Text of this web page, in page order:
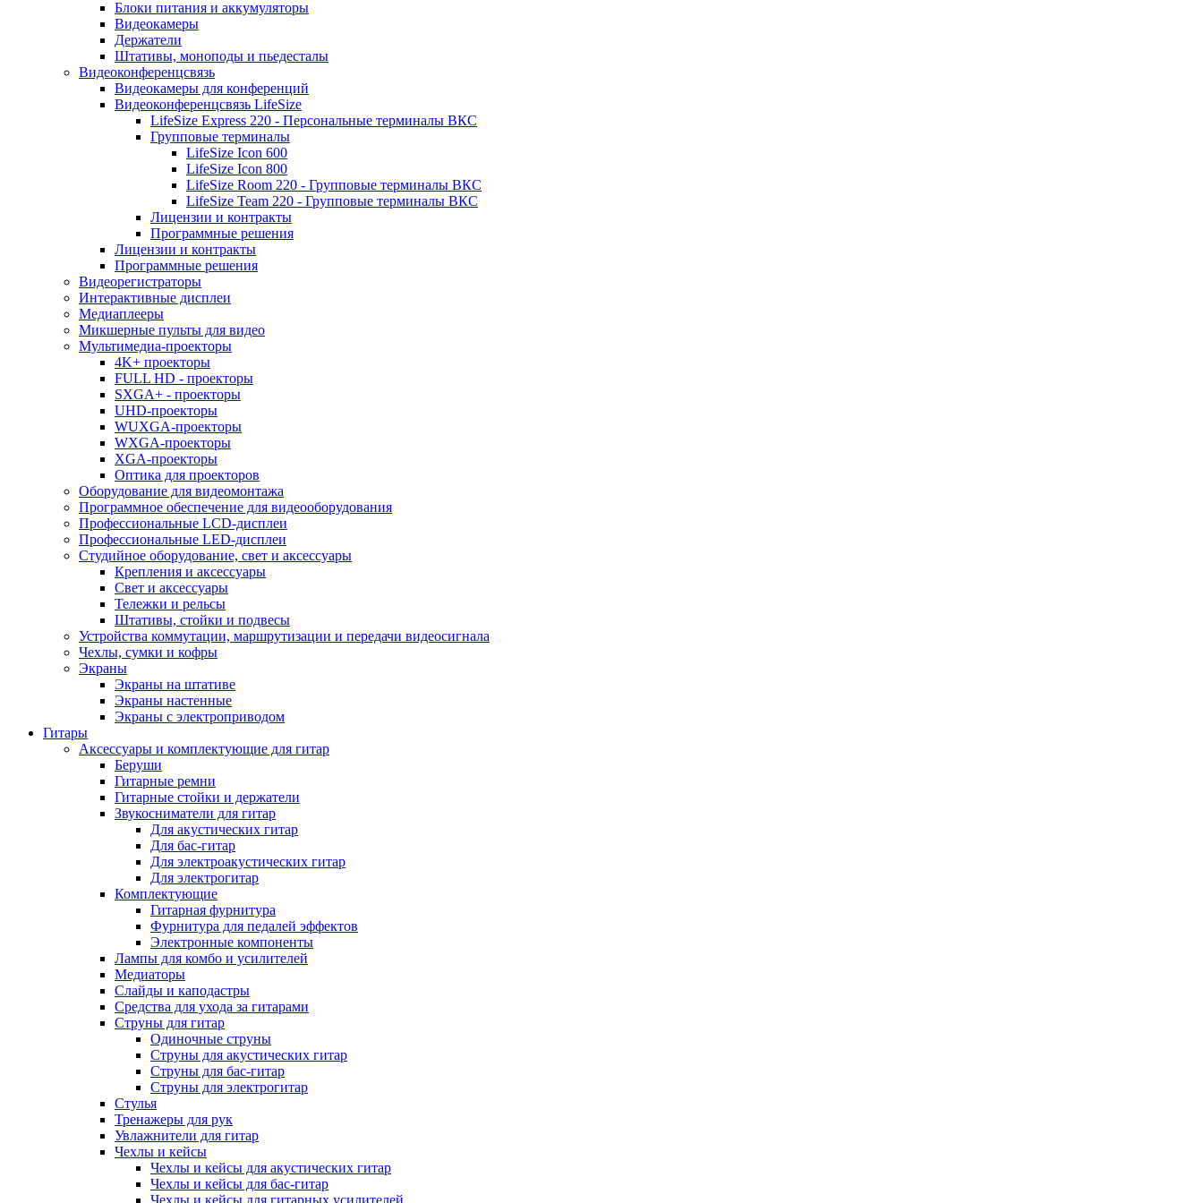
Блоки питания и аккумуляторы
Видеокамеры
Держатели
Штативы, моноподы и пьедесталы
Видеоконференцсвязь
Видеокамеры для конференций
Видеоконференцсвязь LifeSize
LifeSize Express 220 - Персональные терминалы ВКС
Групповые терминалы
LifeSize Icon 600
LifeSize Icon 800
LifeSize Room 220 - Групповые терминалы ВКС
LifeSize Team 220 - Групповые терминалы ВКС
Лицензии и контракты
Программные решения
Лицензии и контракты
Программные решения
Видеорегистраторы
Интерактивные дисплеи
Медиаплееры
Микшерные пульты для видео
Мультимедиа-проекторы
4K+ проекторы
FULL HD - проекторы
SXGA+ - проекторы
UHD-проекторы
WUXGA-проекторы
WXGA-проекторы
XGA-проекторы
Оптика для проекторов
Оборудование для видеомонтажа
Программное обеспечение для видеооборудования
Профессиональные LCD-дисплеи
Профессиональные LED-дисплеи
Студийное оборудование, свет и аксессуары
Крепления и аксессуары
Свет и аксессуары
Тележки и рельсы
Штативы, стойки и подвесы
Устройства коммутации, маршрутизации и передачи видеосигнала
Чехлы, сумки и кофры
Экраны
Экраны на штативе
Экраны настенные
Экраны с электроприводом
Гитары
Аксессуары и комплектующие для гитар
Беруши
Гитарные ремни
Гитарные стойки и держатели
Звукосниматели для гитар
Для акустических гитар
Для бас-гитар
Для электроакустических гитар
Для электрогитар
Комплектующие
Гитарная фурнитура
Фурнитура для педалей эффектов
Электронные компоненты
Лампы для комбо и усилителей
Медиаторы
Слайды и каподастры
Средства для ухода за гитарами
Струны для гитар
Одиночные струны
Струны для акустических гитар
Струны для бас-гитар
Струны для электрогитар
Стулья
Тренажеры для рук
Увлажнители для гитар
Чехлы и кейсы
Чехлы и кейсы для акустических гитар
Чехлы и кейсы для бас-гитар
Чехлы и кейсы для гитарных усилителей